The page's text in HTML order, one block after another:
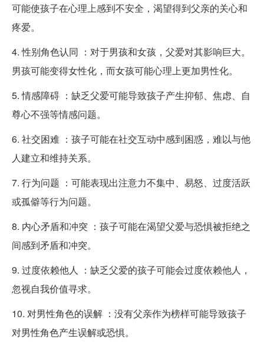
可能使孩子在心理上感到不安全，渴望得到父亲的关心和
疼爱。
4. 性别角色认同 ：对于男孩和女孩，父爱对其影响巨大。
男孩可能变得女性化，而女孩可能心理上更加男性化。
5. 情感障碍 ：缺乏父爱可能导致孩子产生抑郁、焦虑、自
尊心不强等情感问题。
6. 社交困难 ：孩子可能在社交互动中感到困惑，难以与他
人建立和维持关系。
7. 行为问题 ：可能表现出注意力不集中、易怒、过度活跃
或孤僻等行为问题。
8. 内心矛盾和冲突 ：孩子可能在渴望父爱与恐惧被拒绝之
间感到矛盾和冲突。
9. 过度依赖他人 ：缺乏父爱的孩子可能会过度依赖他人，
忽视自我价值寻求。
10. 对男性角色的误解 ：没有父亲作为榜样可能导致孩子
对男性角色产生误解或恐惧。